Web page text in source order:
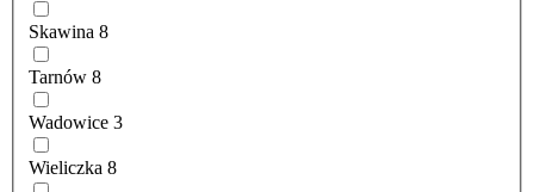
Skawina 8
Tarnów 8
Wadowice 3
Wieliczka 8